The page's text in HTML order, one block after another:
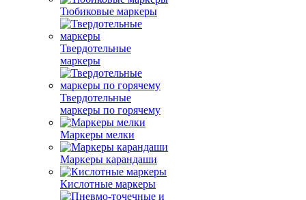
Тюбиковые маркеры
Твердотельные
маркеры
Твердотельные
маркеры по горячему
Маркеры мелки
Маркеры карандаши
Кислотные маркеры